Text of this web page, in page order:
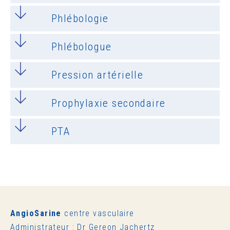
Phlébologie
Phlébologue
Pression artérielle
Prophylaxie secondaire
PTA
AngioSarine centre vasculaire
Administrateur : Dr Gereon Jachertz